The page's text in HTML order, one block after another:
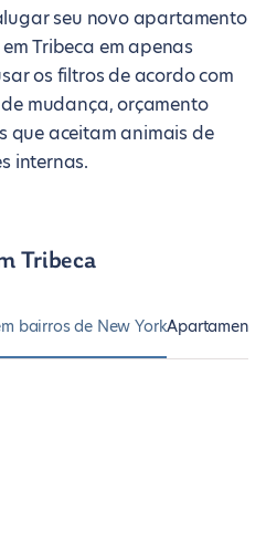
seu novo apartamento
Tribeca em apenas
os filtros de acordo com
mudança, orçamento
que aceitam animais de
internas.
Tribeca
bairros de New York